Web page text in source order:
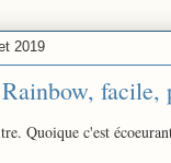
2019
facile,
Quoique c'est